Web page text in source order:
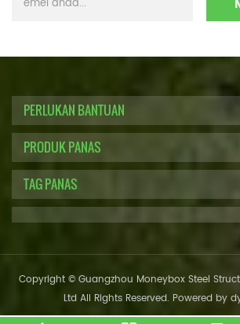
PERLUKAN BANTUAN
PRODUK PANAS
TAG PANAS
Copyright © Guangzhou Moneybox Steel
Ltd All Rights Reserved. Powered by